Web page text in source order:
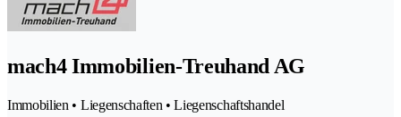
mach4 Immobilien-Treuhand AG
Immobilien • Liegenschaften • Liegenschaftshandel